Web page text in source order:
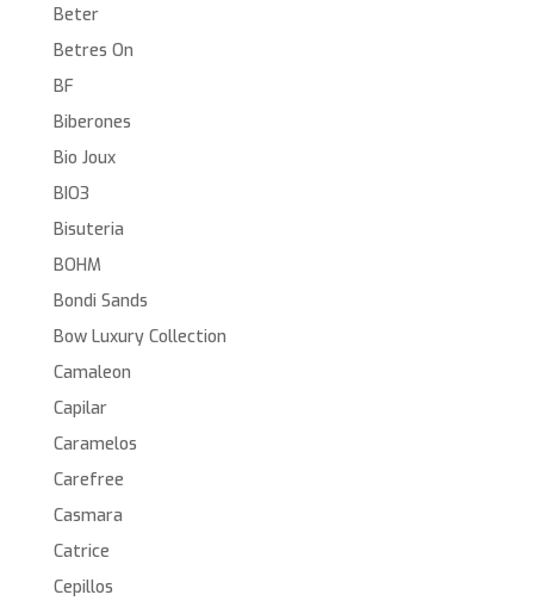
Beter
Betres On
BF
Biberones
Bio Joux
BIO3
Bisuteria
BOHM
Bondi Sands
Bow Luxury Collection
Camaleon
Capilar
Caramelos
Carefree
Casmara
Catrice
Cepillos